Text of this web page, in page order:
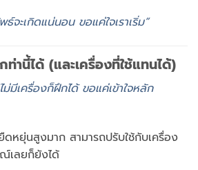
จะเกิดแน่นอน ขอแค่ใจเราเริ่ม”
านี้ได้ (และเครื่องที่ใช้แทนได้)
มีเครื่องก็ฝึกได้ ขอแค่เข้าใจหลัก
หยุ่นสูงมาก สามารถปรับใช้กับเครื่อง
เลยก็ยังได้